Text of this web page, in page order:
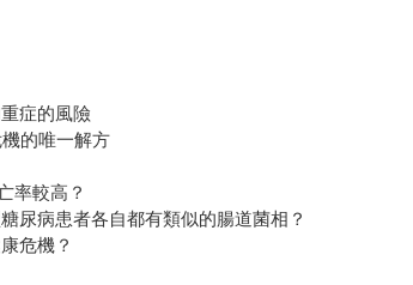
症的風險
的唯一解方
率較高？
尿病患者各自都有類似的腸道菌相？
危機？